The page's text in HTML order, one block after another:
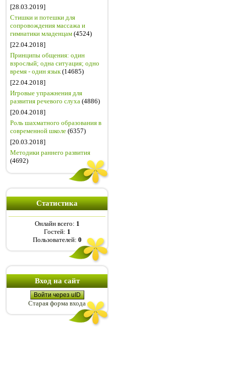
[28.03.2019]
Стишки и потешки для
сопровождения массажа и
гимнатики младенцам (4524)
[22.04.2018]
Принципы общения: один
взрослый; одна ситуация; одно
время - один язык(14685)
[22.04.2018]
Игровые упражнения для
развития речевого слуха (4886)
[20.04.2018]
Роль шахматного образования в
современной школе (6357)
[20.03.2018]
Методики раннего развития
(4692)
Статистика
Онлайн всего: 1
Гостей: 1
Пользователей: 0
Вход на сайт
Войти через uID
Старая форма входа